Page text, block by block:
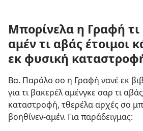
Μπορίνελα η Γραφή τι
αμέν τι αβάς έτοιμοι
εκ φυσική
Βα. Παρόλο σο η Γραφή νανέ εκ
για τι βακερέλ αμένγκε σαρ τι
καταστροφή, τθερέλα αρχές σο
βοηθίνεν-αμέν. Για παράδειγμας: